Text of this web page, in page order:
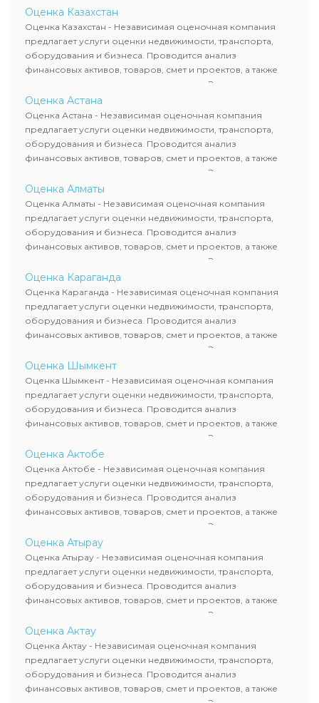
Оценка Казахстан
Оценка Казахстан - Независимая оценочная компания
предлагает услуги оценки недвижимости, транспорта,
оборудования и бизнеса. Проводится анализ
финансовых активов, товаров, смет и проектов, а также
оценка животных и недропользования. Эксперты
определяют рыночную стоимость имущества и
рассчитывают ущерб. Все отчеты соответствуют
требованиям законодательства и используются для
сделок, кредитования и судебных процессов.
Оценка Астана
Оценка Астана - Независимая оценочная компания
предлагает услуги оценки недвижимости, транспорта,
оборудования и бизнеса. Проводится анализ
финансовых активов, товаров, смет и проектов, а также
оценка животных и недропользования. Эксперты
определяют рыночную стоимость имущества и
рассчитывают ущерб. Все отчеты соответствуют
требованиям законодательства и используются для
сделок, кредитования и судебных процессов.
Оценка Алматы
Оценка Алматы - Независимая оценочная компания
предлагает услуги оценки недвижимости, транспорта,
оборудования и бизнеса. Проводится анализ
финансовых активов, товаров, смет и проектов, а также
оценка животных и недропользования. Эксперты
определяют рыночную стоимость имущества и
рассчитывают ущерб. Все отчеты соответствуют
требованиям законодательства и используются для
сделок, кредитования и судебных процессов.
Оценка Караганда
Оценка Караганда - Независимая оценочная компания
предлагает услуги оценки недвижимости, транспорта,
оборудования и бизнеса. Проводится анализ
финансовых активов, товаров, смет и проектов, а также
оценка животных и недропользования. Эксперты
определяют рыночную стоимость имущества и
рассчитывают ущерб. Все отчеты соответствуют
требованиям законодательства и используются для
сделок, кредитования и судебных процессов.
Оценка Шымкент
Оценка Шымкент - Независимая оценочная компания
предлагает услуги оценки недвижимости, транспорта,
оборудования и бизнеса. Проводится анализ
финансовых активов, товаров, смет и проектов, а также
оценка животных и недропользования. Эксперты
определяют рыночную стоимость имущества и
рассчитывают ущерб. Все отчеты соответствуют
требованиям законодательства и используются для
сделок, кредитования и судебных процессов.
Оценка Актобе
Оценка Актобе - Независимая оценочная компания
предлагает услуги оценки недвижимости, транспорта,
оборудования и бизнеса. Проводится анализ
финансовых активов, товаров, смет и проектов, а также
оценка животных и недропользования. Эксперты
определяют рыночную стоимость имущества и
рассчитывают ущерб. Все отчеты соответствуют
требованиям законодательства и используются для
сделок, кредитования и судебных процессов.
Оценка Атырау
Оценка Атырау - Независимая оценочная компания
предлагает услуги оценки недвижимости, транспорта,
оборудования и бизнеса. Проводится анализ
финансовых активов, товаров, смет и проектов, а также
оценка животных и недропользования. Эксперты
определяют рыночную стоимость имущества и
рассчитывают ущерб. Все отчеты соответствуют
требованиям законодательства и используются для
сделок, кредитования и судебных процессов.
Оценка Актау
Оценка Актау - Независимая оценочная компания
предлагает услуги оценки недвижимости, транспорта,
оборудования и бизнеса. Проводится анализ
финансовых активов, товаров, смет и проектов, а также